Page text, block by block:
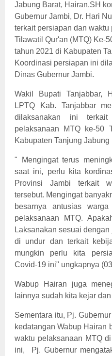
Jabung Barat, Hairan,SH
Gubernur Jambi, Dr. Hari
terkait persiapan dan
Tilawatil Qur'an (MTQ) Ke-
tahun 2021 di Kabupaten
Koordinasi persiapan ini
Dinas Gubernur Jambi.
Wakil Bupati Tanjabbar,
LPTQ Kab. Tanjabbar
dilaksanakan ini
pelaksanaan MTQ ke-50
Kabupaten Tanjung Jabung
" Mengingat terus
saat ini, perlu kita
Provinsi Jambi terkait
tersebut. Mengingat
besarnya antusias
pelaksanaan MTQ.
Laksanakan sesuai
di undur dan terkait
mungkin perlu kita
Covid-19 ini" ungkapnya
Wabup Hairan juga
lainnya sudah kita kejar
Sementara itu, Pj.
kedatangan Wabup Hairan
waktu pelaksanaan MTQ
ini,
Pj. Gubernur